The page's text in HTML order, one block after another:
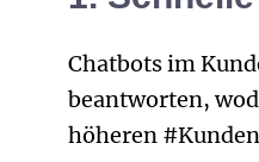
Chatbots im
beantworten,
höheren